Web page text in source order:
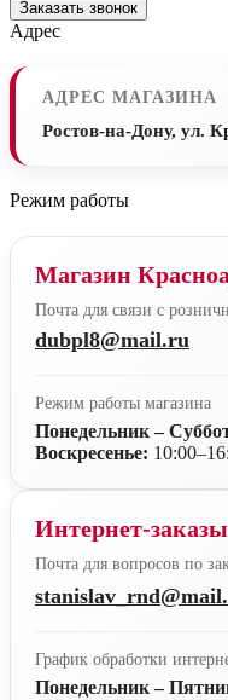
Заказать звонок
Адрес
АДРЕС МАГАЗИНА
Ростов-на-Дону, ул.
Режим работы
Магазин
Почта для связи с
dubpl8@mail.ru
Режим работы магазина
Понедельник –
Воскресенье:
Интернет-заказы
Почта для вопросов по
График обработки
Понедельник –